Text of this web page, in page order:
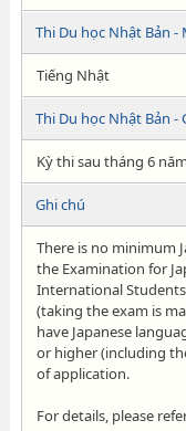
Thi Du học Nhật Bản -
Tiếng Nhật
Thi Du học Nhật Bản
Kỳ thi sau tháng 6
Ghi chú
There is no minimum
the Examination for
International
(taking the exam is
have Japanese
or higher (including
of application.
For details, please